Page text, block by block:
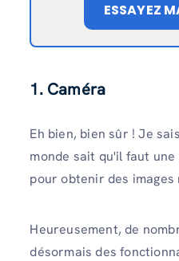
ESSAYEZ
1. Caméra
Eh bien, bien sûr ! Je
monde sait qu'il faut
pour obtenir des images
Heureusement, de
désormais des